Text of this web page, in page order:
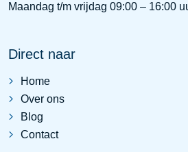
Maandag t/m vrijdag 09:00 – 16:00
Direct naar
Home
Over ons
Blog
Contact